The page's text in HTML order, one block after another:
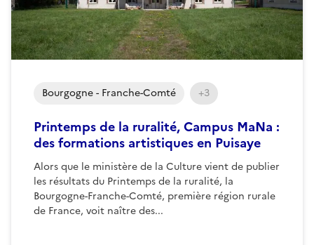
Printemps de la ruralité, Campus MaNa :
des formations artistiques en Puisaye
Alors que le ministère de la Culture vient de publier
les résultats du Printemps de la ruralité, la
Bourgogne-Franche-Comté, première région rurale
de France, voit naître des...
Bourgogne - Franche-Comté +3